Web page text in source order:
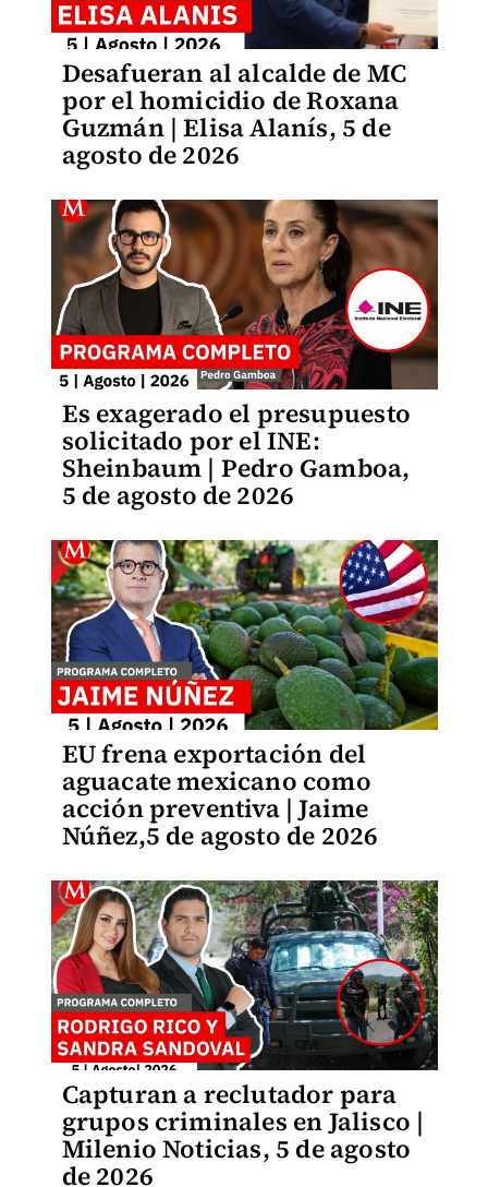
Desafueran al alcalde de MC
por el homicidio de Roxana
Guzmán | Elisa Alanís, 5 de
agosto de 2026
Es exagerado el presupuesto
solicitado por el INE:
Sheinbaum | Pedro Gamboa,
5 de agosto de 2026
EU frena exportación del
aguacate mexicano como
acción preventiva | Jaime
Núñez,5 de agosto de 2026
Capturan a reclutador para
grupos criminales en Jalisco |
Milenio Noticias, 5 de agosto
de 2026